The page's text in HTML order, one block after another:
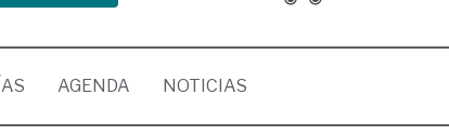
AGENDA NOTICIAS